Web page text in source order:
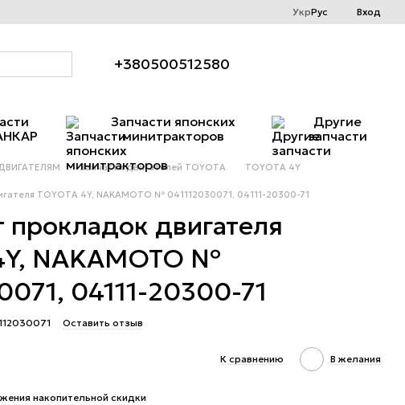
УкрРус Вход
+380500512580
Запчасти японских
минитракторов
Другие
запчасти
Запчасти двигателей TOYOTA
TOYOTA 4Y
TOYOTA 4Y, NAKAMOTO № 041112030071, 04111-20300-71
двигателя
NAKAMOTO №
04111-20300-71
Оставить отзыв
К сравнению В желания
накопительной скидки